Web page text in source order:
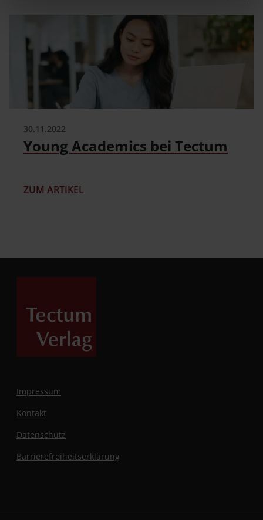
30.11.2022
Young Academics bei Tectum
ZUM ARTIKEL
Impressum
Kontakt
Datenschutz
Barrierefreiheitserklärung